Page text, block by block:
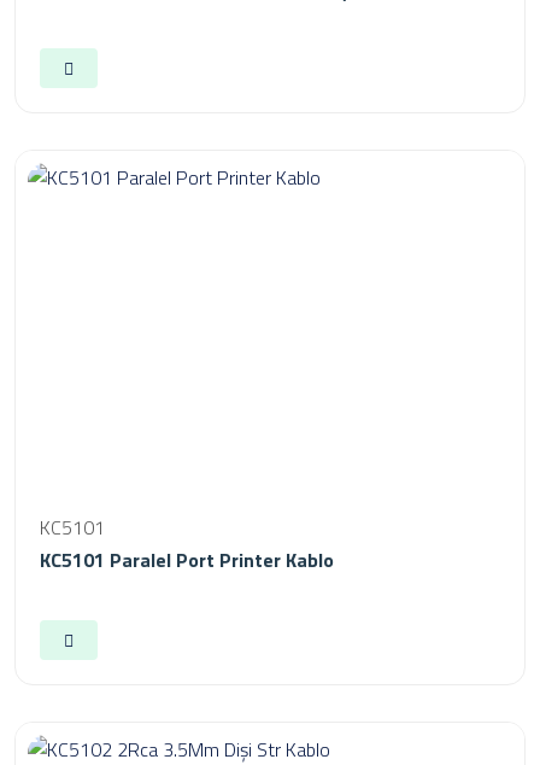
KC5101
KC5101 Paralel Port Printer Kablo